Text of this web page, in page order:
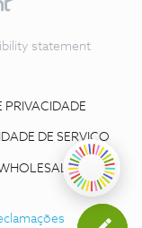
statement
PRIVACIDADE
DE SERVIÇO